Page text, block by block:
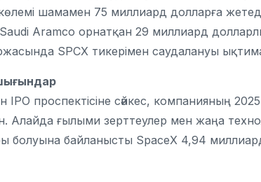
шамамен 75 миллиард долларға
Aramco орнатқан 29 миллиард
SPCX тикерімен саудалануы
проспектісіне сәйкес, компанияның
ғылыми зерттеулер мен жаңа
байланысты SpaceX 4,94